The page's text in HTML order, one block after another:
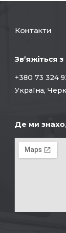
Контакти
Зв’яжіться
+380 73 324
Україна,
Де ми